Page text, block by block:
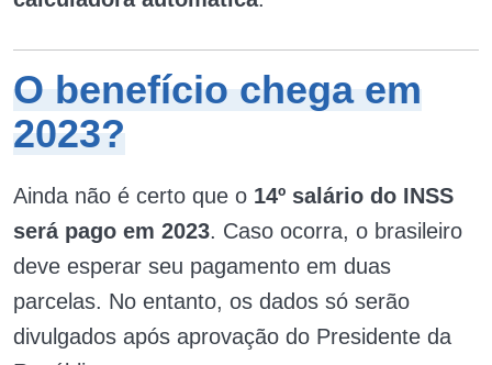
O benefício chega em
2023?
Ainda não é certo que o 14º salário do INSS
será pago em 2023. Caso ocorra, o brasileiro
deve esperar seu pagamento em duas
parcelas. No entanto, os dados só serão
divulgados após aprovação do Presidente da